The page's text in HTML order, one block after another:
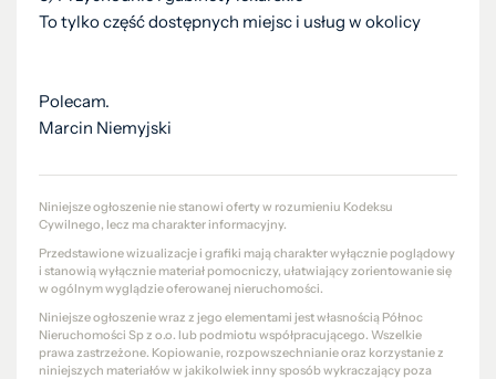
To tylko część dostępnych miejsc i usług w okolicy
Polecam.
Marcin Niemyjski
Niniejsze ogłoszenie nie stanowi oferty w rozumieniu Kodeksu
Cywilnego, lecz ma charakter informacyjny.
Przedstawione wizualizacje i grafiki mają charakter wyłącznie poglądowy
i stanowią wyłącznie materiał pomocniczy, ułatwiający zorientowanie się
w ogólnym wyglądzie oferowanej nieruchomości.
Niniejsze ogłoszenie wraz z jego elementami jest własnością Północ
Nieruchomości Sp z o.o. lub podmiotu współpracującego. Wszelkie
prawa zastrzeżone. Kopiowanie, rozpowszechnianie oraz korzystanie z
niniejszych materiałów w jakikolwiek inny sposób wykraczający poza